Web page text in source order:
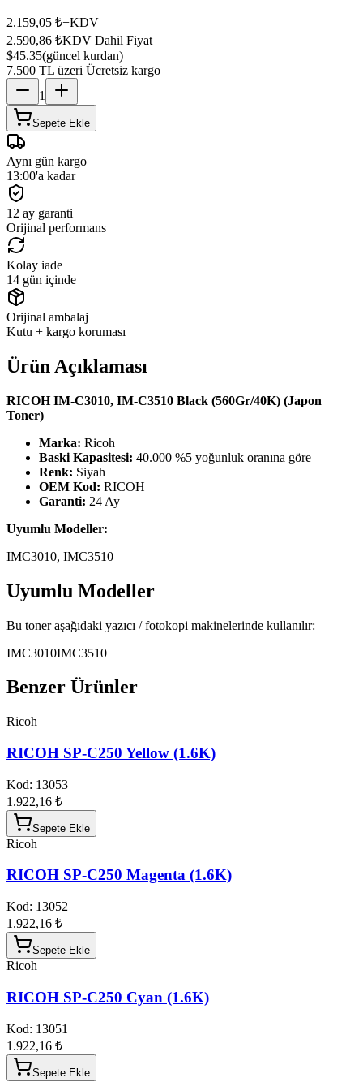
2.159,05 ₺+KDV
2.590,86 ₺KDV Dahil Fiyat
$45.35(güncel kurdan)
7.500 TL üzeri Ücretsiz kargo
1
Sepete Ekle
Aynı gün kargo
13:00'a kadar
12 ay garanti
Orijinal performans
Kolay iade
14 gün içinde
Orijinal ambalaj
Kutu + kargo koruması
Ürün Açıklaması
RICOH IM-C3010, IM-C3510 Black (560Gr/40K) (Japon
Toner)
Marka: Ricoh
Baski Kapasitesi: 40.000 %5 yoğunluk oranına göre
Renk: Siyah
OEM Kod: RICOH
Garanti: 24 Ay
Uyumlu Modeller:
IMC3010, IMC3510
Uyumlu Modeller
Bu toner aşağıdaki yazıcı / fotokopi makinelerinde kullanılır:
IMC3010IMC3510
Benzer Ürünler
Ricoh
RICOH SP-C250 Yellow (1.6K)
Kod: 13053
1.922,16 ₺
Sepete Ekle
Ricoh
RICOH SP-C250 Magenta (1.6K)
Kod: 13052
1.922,16 ₺
Sepete Ekle
Ricoh
RICOH SP-C250 Cyan (1.6K)
Kod: 13051
1.922,16 ₺
Sepete Ekle